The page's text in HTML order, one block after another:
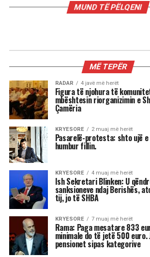
MUND TË PËLQENI
Nepali, laboratori i
Klajdi Logu*
Revolta e ditëve të fundit në
thjesht episod i një qeverie të
simptomë e një ndryshimi më të
brezit digjital në lojën politike jo
por si arbitër që imponon
dramatikja nuk është dorëheqja e